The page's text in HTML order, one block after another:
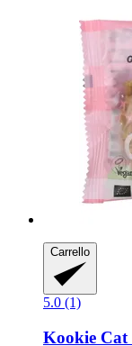
Carrello
5.0 (1)
Kookie Cat